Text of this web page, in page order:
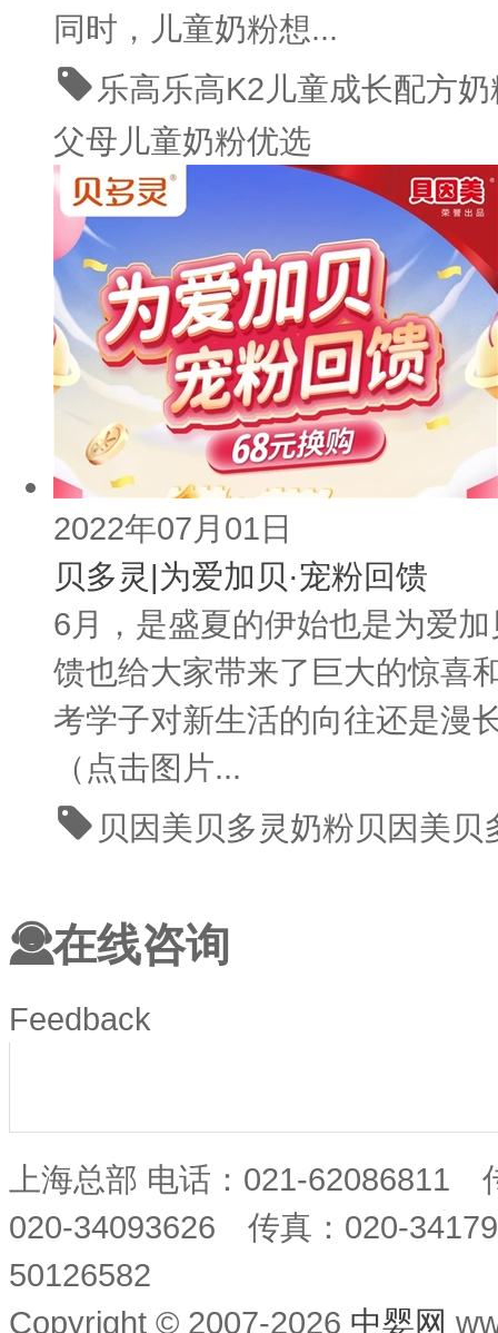
同时，儿童奶粉想...
乐高乐高K2儿童成长配方
父母儿童奶粉优选
2022年07月01日
贝多灵|为爱加贝·宠粉回馈
6月，是盛夏的伊始也是为爱
馈也给大家带来了巨大的惊喜
考学子对新生活的向往还是漫
（点击图片...
贝因美贝多灵奶粉贝因美贝
在线咨询
Feedback
上海总部 电话：021-
020-34093626 传真：020-
50126582
Copyright © 2007-2026 中婴网